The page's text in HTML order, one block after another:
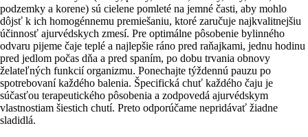
podzemky a korene) sú cielene pomleté na jemné časti, aby mohlo
dôjsť k ich homogénnemu premiešaniu, ktoré zaručuje najkvalitnejšiu
účinnosť ajurvédskych zmesí. Pre optimálne pôsobenie bylinného
odvaru pijeme čaje teplé a najlepšie ráno pred raňajkami, jednu hodinu
pred jedlom počas dňa a pred spaním, po dobu trvania obnovy
želateľných funkcií organizmu. Ponechajte týždennú pauzu po
spotrebovaní každého balenia. Špecifická chuť každého čaju je
súčasťou terapeutického pôsobenia a zodpovedá ajurvédskym
vlastnostiam šiestich chutí. Preto odporúčame nepridávať žiadne
sladidlá.